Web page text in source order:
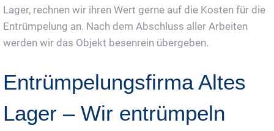
Lager, rechnen wir ihren Wert gerne auf die Kosten für die
Entrümpelung an. Nach dem Abschluss aller Arbeiten
werden wir das Objekt besenrein übergeben.
Entrümpelungsfirma Altes
Lager – Wir entrümpeln